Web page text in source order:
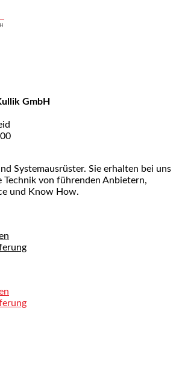
GmbH
Systemausrüster. Sie erhalten bei uns
von führenden Anbietern,
und Know How.